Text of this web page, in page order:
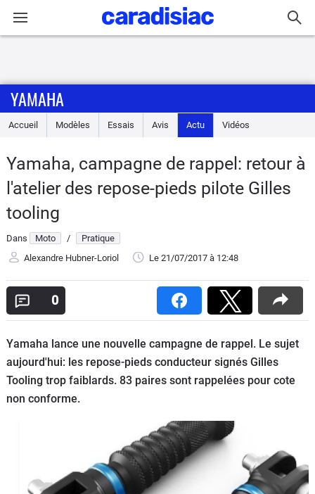
Accueil
Essais
Equipement
Avis
Forum
Scooters
125
Marques
YAMAHA
Accueil Modèles Essais Avis Actu Vidéos
Yamaha, campagne de rappel: retour à
l'atelier des repose-pieds pilote Gilles
tooling
Dans Moto /
Pratique
Alexandre Hubner-Loriol
Le 21/07/2017 à 12:48
0
Yamaha lance une nouvelle campagne de rappel. Le sujet
aujourd'hui: les repose-pieds conducteur signés Gilles
Tooling trop faiblards. 83 paires sont rappelées pour cote
non conforme.